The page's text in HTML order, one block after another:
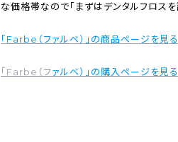
な価格帯なので「まずはデンタルフロス
「Farbe（ファルベ）」の商品ページを見る
「Farbe（ファルベ）」の購入ページを見る